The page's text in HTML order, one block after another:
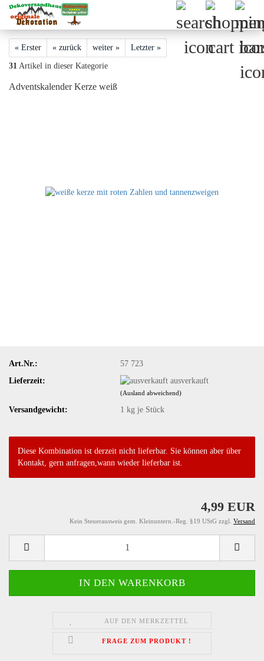
« Erster « zurück weiter » Letzter »
31 Artikel in dieser Kategorie
Adventskalender Kerze weiß
Art.Nr.:
57 723
Lieferzeit:
ausverkauft
(Ausland abweichend)
Versandgewicht: 1 kg je Stück
Diese Kombination ist derzeit nicht lieferbar. Sie können aber über
Kontakt, gern anfragen,wann wieder lieferbar ist.
4,99 EUR
Kein Steuerausweis gem. Kleinuntern.-Reg. §19 UStG zzgl. Versand
AUF DEN MERKZETTEL
FRAGE ZUM PRODUKT !